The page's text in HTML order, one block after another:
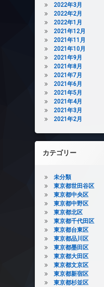
2022年3月
2022年2月
2022年1月
2021年12月
2021年11月
2021年10月
2021年9月
2021年8月
2021年7月
2021年6月
2021年5月
2021年4月
2021年3月
2021年2月
カテゴリー
未分類
東京都世田谷区
東京都中央区
東京都中野区
東京都北区
東京都千代田区
東京都台東区
東京都品川区
東京都墨田区
東京都大田区
東京都文京区
東京都新宿区
東京都杉並区